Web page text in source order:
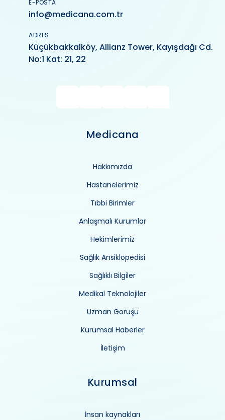
E-POSTA
info@medicana.com.tr
ADRES
Küçükbakkalköy, Allianz Tower, Kayışdağı Cd.
No:1 Kat: 21, 22
Medicana
Hakkımızda
Hastanelerimiz
Tıbbi Birimler
Anlaşmalı Kurumlar
Hekimlerimiz
Sağlık Ansiklopedisi
Sağlıklı Bilgiler
Medikal Teknolojiler
Uzman Görüşü
Kurumsal Haberler
İletişim
Kurumsal
İnsan kaynakları